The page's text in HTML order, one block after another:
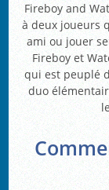
Fireboy and
à deux joueurs
ami ou jouer
Fireboy et
qui est peuplé
duo